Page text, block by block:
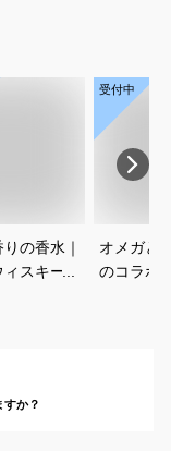
の香水｜
スキーな
受付中
オメガと
のコラボ
すか？